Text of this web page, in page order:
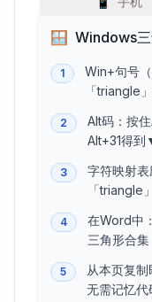
🪟 Windows
1
Win+句号
「triangle
2
Alt码：按
Alt+31得到
3
字符映射
「triangle
4
在Word中
三角形合集
5
从本页复
无需记忆代